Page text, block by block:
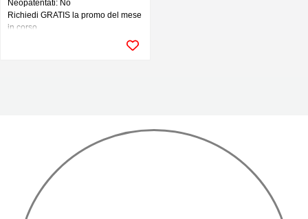
Neopatentati: No
Richiedi GRATIS la promo del mese
in corso